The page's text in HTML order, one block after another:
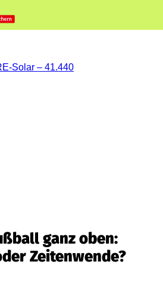
ganz oben:
Zeitenwende?